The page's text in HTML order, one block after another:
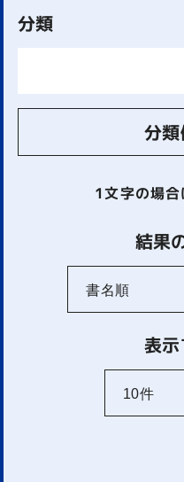
分類
分
1文字の場合
結果
表